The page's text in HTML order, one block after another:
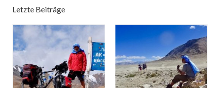
Letzte Beiträge